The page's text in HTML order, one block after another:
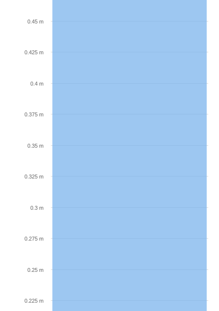
0.225 m
0.25 m
0.275 m
0.3 m
0.325 m
0.35 m
0.375 m
0.4 m
0.425 m
0.45 m